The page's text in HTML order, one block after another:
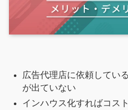
広告代理店に依頼してい
が出ていない
インハウス化すればコス